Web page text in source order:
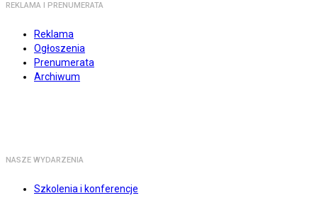
REKLAMA I PRENUMERATA
Reklama
Ogłoszenia
Prenumerata
Archiwum
NASZE WYDARZENIA
Szkolenia i konferencje